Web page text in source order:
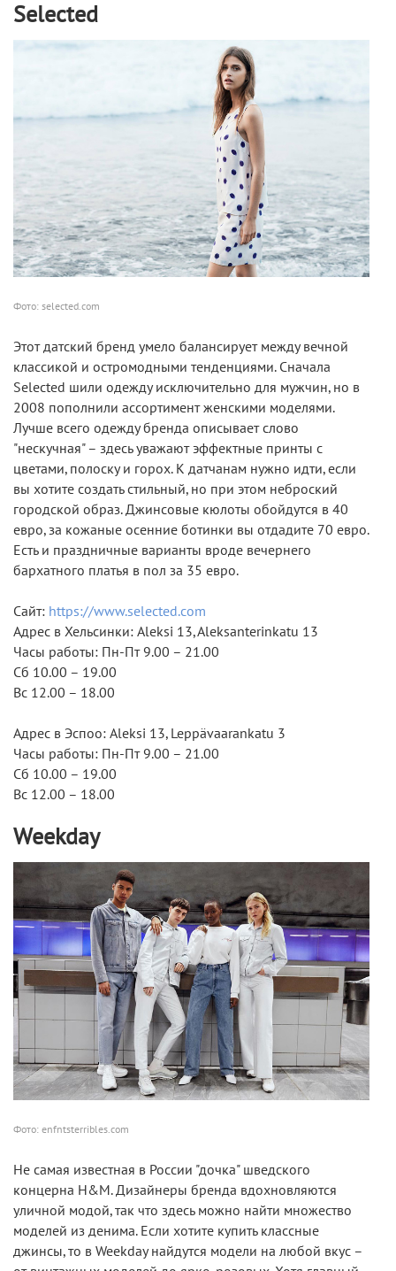
Selected
Фото: selected.com
Этот датский бренд умело балансирует между вечной
классикой и остромодными тенденциями. Сначала
Selected шили одежду исключительно для мужчин, но в
2008 пополнили ассортимент женскими моделями.
Лучше всего одежду бренда описывает слово
"нескучная" – здесь уважают эффектные принты с
цветами, полоску и горох. К датчанам нужно идти, если
вы хотите создать стильный, но при этом неброский
городской образ. Джинсовые кюлоты обойдутся в 40
евро, за кожаные осенние ботинки вы отдадите 70 евро.
Есть и праздничные варианты вроде вечернего
бархатного платья в пол за 35 евро.
Сайт: https://www.selected.com
Адрес в Хельсинки: Aleksi 13, Aleksanterinkatu 13
Часы работы: Пн-Пт 9.00 – 21.00
Сб 10.00 – 19.00
Вс 12.00 – 18.00
Адрес в Эспоо: Aleksi 13, Leppävaarankatu 3
Часы работы: Пн-Пт 9.00 – 21.00
Сб 10.00 – 19.00
Вс 12.00 – 18.00
Weekday
Фото: enfntsterribles.com
Не самая известная в России "дочка" шведского
концерна H&M. Дизайнеры бренда вдохновляются
уличной модой, так что здесь можно найти множество
моделей из денима. Если хотите купить классные
джинсы, то в Weekday найдутся модели на любой вкус –